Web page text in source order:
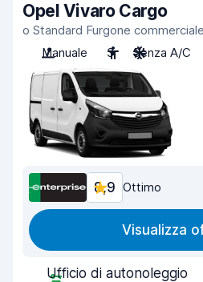
Opel Vivaro Cargo
o Standard Furgone
Manuale
3 Senza A/C
8,9 Ottimo
Visualizza
Ufficio di autonoleggio